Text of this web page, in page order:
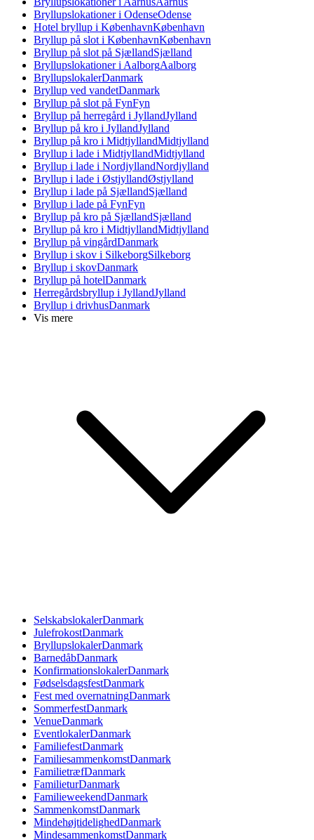
Bryllupslokationer i OdenseOdense
Hotel bryllup i KøbenhavnKøbenhavn
Bryllup på slot i KøbenhavnKøbenhavn
Bryllup på slot på SjællandSjælland
Bryllupslokationer i AalborgAalborg
BryllupslokalerDanmark
Bryllup ved vandetDanmark
Bryllup på slot på FynFyn
Bryllup på herregård i JyllandJylland
Bryllup på kro i JyllandJylland
Bryllup på kro i MidtjyllandMidtjylland
Bryllup i lade i MidtjyllandMidtjylland
Bryllup i lade i NordjyllandNordjylland
Bryllup i lade i ØstjyllandØstjylland
Bryllup i lade på SjællandSjælland
Bryllup i lade på FynFyn
Bryllup på kro på SjællandSjælland
Bryllup på kro i MidtjyllandMidtjylland
Bryllup på vingårdDanmark
Bryllup i skov i SilkeborgSilkeborg
Bryllup i skovDanmark
Bryllup på hotelDanmark
Herregårdsbryllup i JyllandJylland
Bryllup i drivhusDanmark
Vis mere
SelskabslokalerDanmark
JulefrokostDanmark
BryllupslokalerDanmark
BarnedåbDanmark
KonfirmationslokalerDanmark
FødselsdagsfestDanmark
Fest med overnatningDanmark
SommerfestDanmark
VenueDanmark
EventlokalerDanmark
FamiliefestDanmark
FamiliesammenkomstDanmark
FamilietræfDanmark
FamilieturDanmark
FamilieweekendDanmark
SammenkomstDanmark
MindehøjtidelighedDanmark
MindesammenkomstDanmark